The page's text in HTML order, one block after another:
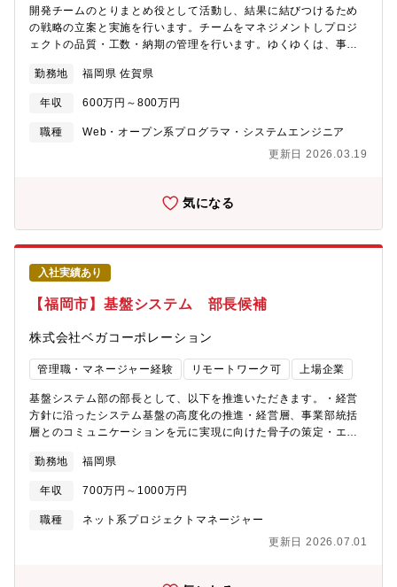
店舗展開企業への導入推進■ 既存顧客における利用拡大（例：別
機能への導入）ENT領域■ ターゲット企業：数百億円～数兆円の
企業のいずれかを担当■ 業界：物流、飲食、小売、ホテル業界を
中心とした企業群■ 主な業務■ 多店舗展開企業への導入推進■ 既存
ーゲット企業：数億円～数兆円の企業のいずれかを担当■ 業界：
り）■ 主な業務■ 多店舗展開企業への導入推進■ 既存顧客における
利用拡大（例：別機能への導入）【やりがい・魅力】■ モノ（商
へのコンサルティング業務が大きなウエイトを占めるため、売っ
す。■ 日本の医療をアップデートする革新的なサービスを提供し
30時間/月ほど、フレックス勤務も柔軟に利用可能です。お子様を
開発チームのとりまとめ役として活動し、結果に結びつけるため
の戦略の立案と実施を行います。チームをマネジメントしプロジ
ェクトの品質・工数・納期の管理を行います。ゆくゆくは、事業
いただきます。社内の営業と連携し直接お客様へ受注獲得への推
進役として活動し、結果に結びつけるための戦略の立案と実施を
行います。チームをマネジメントしプロジェクトの品質・コス
ト・納期の管理を行います。自チームの事業計画達成のためのト
験・ご希望・案件に応じ、プロジェクトを提案させていただきま
でき、新しい技術にも携わることができます。案件によっては、
在宅勤務・客先常駐・自社内勤務の比率は変わりますので、お気
軽にご相談ください。また、応募に迷われた方は「カジュアル面
談」も可能です。（自社内勤務率60％・在宅率20％・常駐率
20％ ※2023年10月時点）【案件例】■ECサイト開発■スマホア
プリ開発■空調機器向け組み込み開発（組込み）■パッケージ開発
支援■金融向けシステム開発支援■RPA開発支援■電力システム開
発支援■生産管理システム開発支援■新規事業（組込事業）※立ち
上げフェーズです【こんな方が、システムソフトに惹かれて、中
途入社しています！】■福岡で長期就業したい：同社は転勤なし※
地元サッカーチームのアビスパ福岡の筆頭株主でもあります■キャ
リアプランの幅を広げたい：ご志向等ご希望に合わせたキャリア
アップ可能■風土に惹かれた方：同社は上場企業ではある一方でア
ットホームでベンチャーな社風■ワークライフバランスを改善した
い：同社は残業時間の撤退管理。定期的に上司や人事と面談が設
直接受注いただいています■チームで仕事をしたい【募集背景】福
上場企業でありながら社員と経営層の距離が近く、コミュニケー
ションが活発です。■新卒入社と中途入社、その境目は無く、お互
社員有志でエンジニアスキルを高めるための勉強会も開催。技術
会社熊本銀行学校法人西南学院 西南学院大学凸版印刷株式会社西
勤務地 福岡県 佐賀県
年収 600万円～800万円
職種
Web・オープン系プログラマ・システムエンジニア
更新日 2026.03.19
気になる
入社実績あり
【福岡市】基盤システム 部長候補
株式会社ベガコーポレーション
管理職・マネージャー経験 リモートワーク可 上場企業
基盤システム部の部長として、以下を推進いただきます。・経営
方針に沿ったシステム基盤の高度化の推進・経営層、事業部統括
層とのコミュニケーションを元に実現に向けた骨子の策定・エン
プロダクト改善や開発速度向上に向けたチームビルディングと推
進・ビジネス部門に対する、テクノロジーやデータを活用の提案
と実行※詳細についてはご経歴と思考をもとに検討させて頂きま
す。＜業務のやりがい＞自社ECの強みを高度化させることを目指
業のバックオフィス系システム（基幹、貿易、各種業務支援シス
めることができます。【組織体制】システム統括部の中に基盤シ
勤務地 福岡県
年収 700万円～1000万円
職種
ネット系プロジェクトマネージャー
更新日 2026.07.01